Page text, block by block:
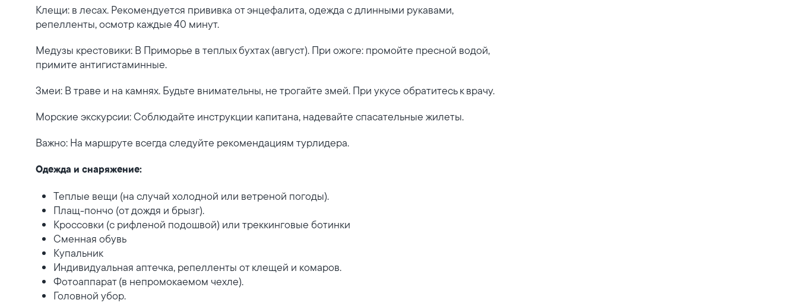
Клещи: в лесах. Рекомендуется прививка от энцефалита, одежда с длинными рукавами,
репелленты, осмотр каждые 40 минут.
Медузы крестовики: В Приморье в теплых бухтах (август). При ожоге: промойте пресной водой,
примите антигистаминные.
Змеи: В траве и на камнях. Будьте внимательны, не трогайте змей. При укусе обратитесь к врачу.
Морские экскурсии: Соблюдайте инструкции капитана, надевайте спасательные жилеты.
Важно: На маршруте всегда следуйте рекомендациям турлидера.
Одежда и снаряжение:
Теплые вещи (на случай холодной или ветреной погоды).
Плащ-пончо (от дождя и брызг).
Кроссовки (с рифленой подошвой) или треккинговые ботинки
Сменная обувь
Купальник
Индивидуальная аптечка, репелленты от клещей и комаров.
Фотоаппарат (в непромокаемом чехле).
Головной убор.